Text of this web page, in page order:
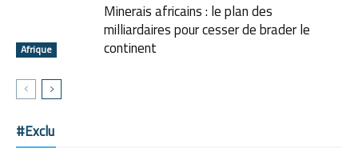
Afrique
Minerais africains : le plan des
milliardaires pour cesser de brader le
continent
#Exclu